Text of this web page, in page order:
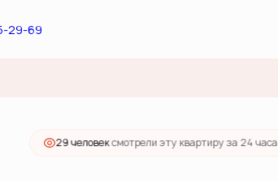
29-69
14 292 000 руб.
29 человексмотрели эту квартиру за 24 часа